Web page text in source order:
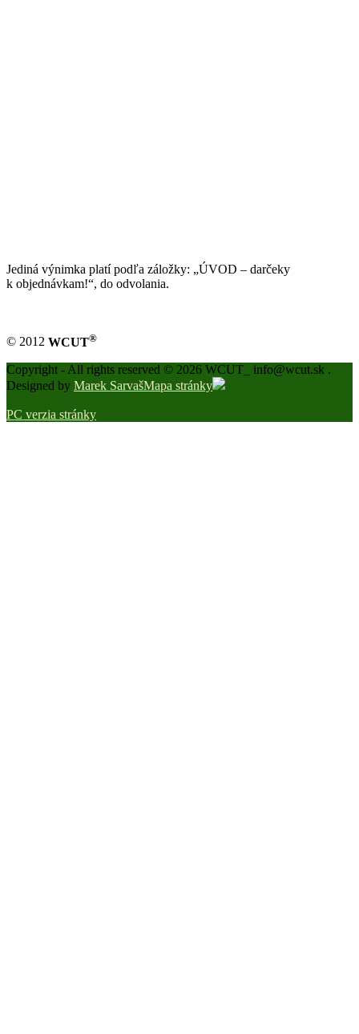
Jediná výnimka platí podľa záložky: „ÚVOD – darčeky
k objednávkam!“, do odvolania.
© 2012 WCUT®
Copyright - All rights reserved © 2026 WCUT_ info@wcut.sk .
Designed by Marek SarvašMapa stránky
PC verzia stránky